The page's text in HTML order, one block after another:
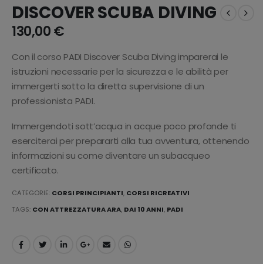
DISCOVER SCUBA DIVING
130,00€
Con il corso PADI Discover Scuba Diving imparerai le
istruzioni necessarie per la sicurezza e le abilità per
immergerti sotto la diretta supervisione di un
professionista PADI.
Immergendoti sott’acqua in acque poco profonde ti
eserciterai per prepararti alla tua avventura, ottenendo
informazioni su come diventare un subacqueo
certificato.
CATEGORIE: CORSI PRINCIPIANTI, CORSI RICREATIVI
TAGS: CON ATTREZZATURA ARA, DAI 10 ANNI, PADI